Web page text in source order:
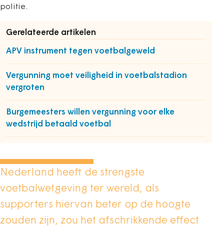
politie.
Gerelateerde artikelen
APV instrument tegen voetbalgeweld
Vergunning moet veiligheid in voetbalstadion
vergroten
Burgemeesters willen vergunning voor elke
wedstrijd betaald voetbal
Nederland heeft de strengste
voetbalwetgeving ter wereld, als
supporters hiervan beter op de hoogte
zouden zijn, zou het afschrikkende effect